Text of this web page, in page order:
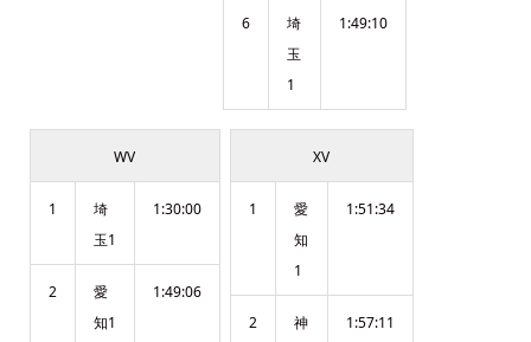
6
埼
玉
1
1:49:10
WV
1
埼
玉1
1:30:00
2
愛
知1
1:49:06
XV
1
愛
知
1
1:51:34
2
神
1:57:11